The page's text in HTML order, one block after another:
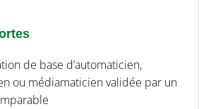
de base d’automaticien,
ou médiamaticien validée par un